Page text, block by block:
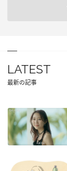
LATEST
最新の記事